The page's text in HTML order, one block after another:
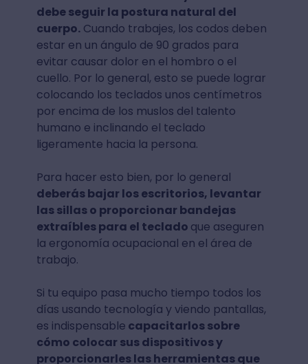
debe seguir la postura natural del
cuerpo.Cuando trabajes, los codos deben
estar en un ángulo de 90 grados para
evitar causar dolor en el hombro o el
cuello. Por lo general, esto se puede lograr
colocando los teclados unos centímetros
por encima de los muslos del talento
humano e inclinando el teclado
ligeramente hacia la persona.
Para hacer esto bien, por lo general
deberás bajar los escritorios, levantar
las sillas o proporcionar bandejas
extraíbles para el teclado que aseguren
la ergonomía ocupacional en el área de
trabajo.
Si tu equipo pasa mucho tiempo todos los
días usando tecnología y viendo pantallas,
es indispensable capacitarlos sobre
cómo colocar sus dispositivos y
proporcionarles las herramientas que